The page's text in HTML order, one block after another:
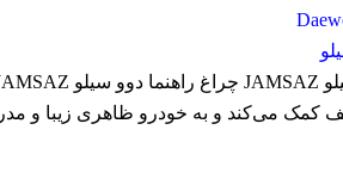
کمک می‌کند و به خودرو ظاهری زیبا و